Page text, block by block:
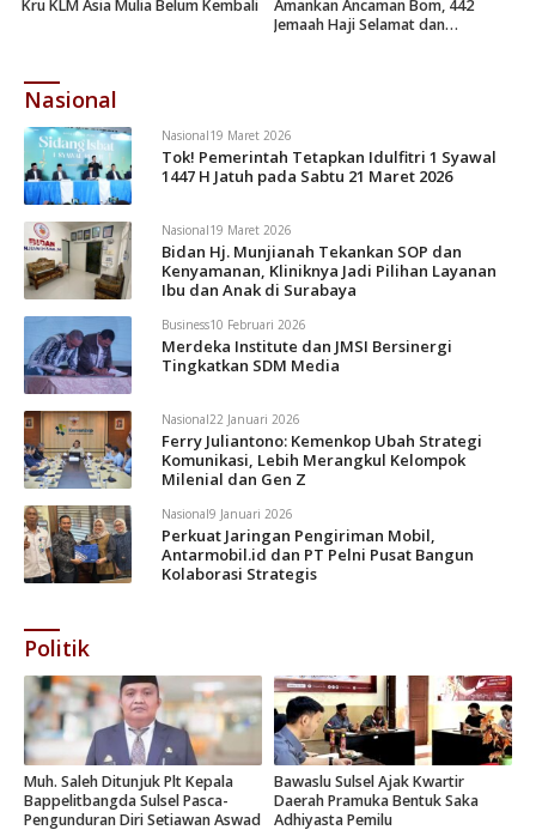
Kru KLM Asia Mulia Belum Kembali
Amankan Ancaman Bom, 442
Jemaah Haji Selamat dan
Nasional
Nasional19 Maret 2026
Tok! Pemerintah Tetapkan Idulfitri 1 Syawal
1447 H Jatuh pada Sabtu 21 Maret 2026
Nasional19 Maret 2026
Bidan Hj. Munjianah Tekankan SOP dan
Kenyamanan, Kliniknya Jadi Pilihan Layanan
Ibu dan Anak di Surabaya
Business10 Februari 2026
Merdeka Institute dan JMSI Bersinergi
Tingkatkan SDM Media
Nasional22 Januari 2026
Ferry Juliantono: Kemenkop Ubah Strategi
Komunikasi, Lebih Merangkul Kelompok
Milenial dan Gen Z
Nasional9 Januari 2026
Perkuat Jaringan Pengiriman Mobil,
Antarmobil.id dan PT Pelni Pusat Bangun
Kolaborasi Strategis
Politik
Muh. Saleh Ditunjuk Plt Kepala
Bappelitbangda Sulsel Pasca-
Pengunduran Diri Setiawan Aswad
Bawaslu Sulsel Ajak Kwartir
Daerah Pramuka Bentuk Saka
Adhiyasta Pemilu